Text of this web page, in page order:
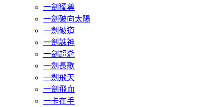
一劍獨尊
一劍破向太陽
一劍破道
一劍誅神
一劍超遊
一劍長歌
一劍飛天
一劍飛血
一卡在手